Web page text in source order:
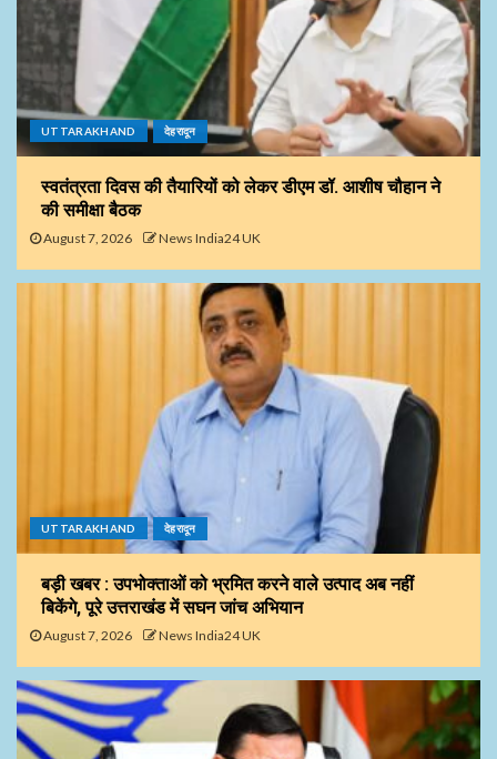
UTTARAKHAND देहरादून
स्वतंत्रता दिवस की तैयारियों को लेकर डीएम डॉ. आशीष चौहान ने
की समीक्षा बैठक
August 7, 2026 News India24 UK
UTTARAKHAND देहरादून
बड़ी खबर : उपभोक्ताओं को भ्रमित करने वाले उत्पाद अब नहीं
बिकेंगे, पूरे उत्तराखंड में सघन जांच अभियान
August 7, 2026 News India24 UK